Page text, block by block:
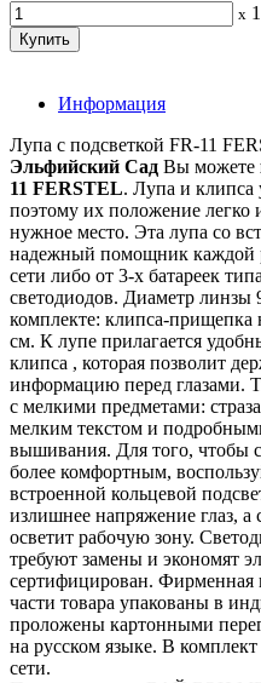
x
Информация
Лупа с подсветкой FR-11
Эльфийский Сад Вы можете
11 FERSTEL. Лупа и клипса
поэтому их положение легко
нужное место. Эта лупа со
надежный помощник каждой
сети либо от 3-х батареек
светодиодов. Диаметр линзы
комплекте: клипса-
см. К лупе прилагается
клипса , которая позволит
информацию перед глазами.
с мелкими предметами:
мелким текстом и
вышивания. Для того, чтобы
более комфортным,
встроенной кольцевой
излишнее напряжение глаз, а
осветит рабочую зону.
требуют замены и экономят
сертифицирован. Фирменная
части товара упакованы в
проложены картонными
на русском языке. В
сети.